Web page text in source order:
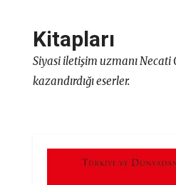
Kitapları
Siyasi iletişim uzmanı Necati
kazandırdığı eserler.